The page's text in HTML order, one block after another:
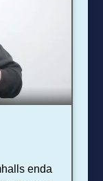
enda